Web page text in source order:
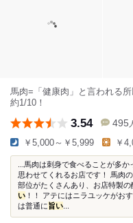
馬肉=「健康肉」と言われる
約1/10！
3.54 495
￥5,000～￥5,999 ￥
...馬肉は刺身で食べることが多
思わせてくれるお店です！ 馬肉
部位がたくさんあり、お店特製の
い ！！ アテにはニラユッケがお
は普通に旨い